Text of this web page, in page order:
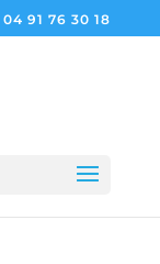
04 91 76 30 18